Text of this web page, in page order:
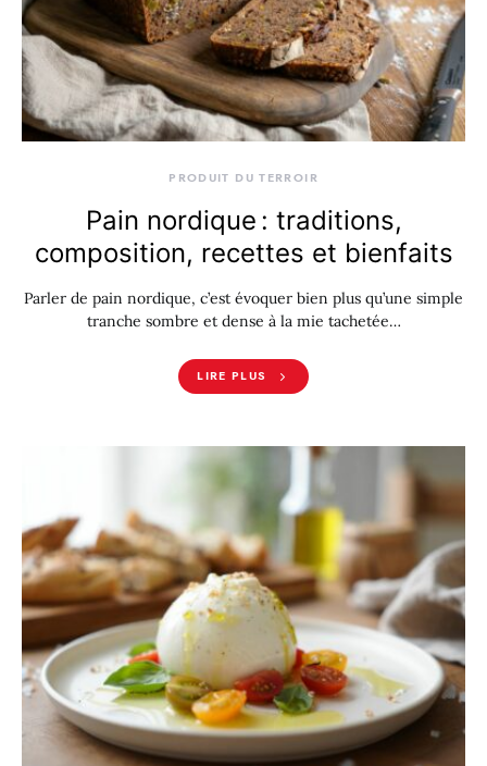
PRODUIT DU TERROIR
Pain nordique : traditions,
composition, recettes et bienfaits
Parler de pain nordique, c’est évoquer bien plus qu’une simple
tranche sombre et dense à la mie tachetée…
LIRE PLUS